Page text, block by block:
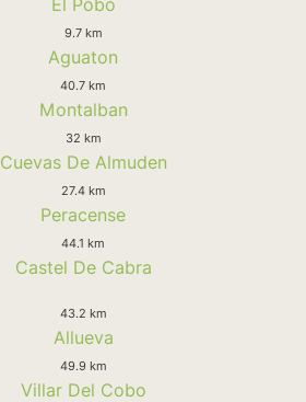
9.7 km
Aguaton
40.7 km
Montalban
32 km
Cuevas De Almuden
27.4 km
Peracense
44.1 km
Castel De Cabra
43.2 km
Allueva
49.9 km
Villar Del Cobo